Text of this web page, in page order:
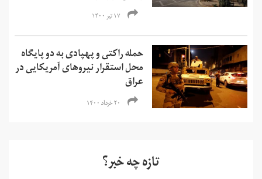
۱۷ تیر ۱۴۰۰
حمله راکتی و پهپادی به دو پایگاه
محل استقرار نیروهای آمریکایی در
عراق
۲۰ خرداد ۱۴۰۰
تازه چه خبر؟